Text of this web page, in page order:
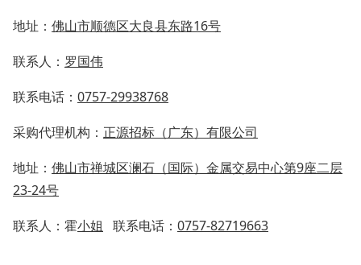
地址： 佛山市顺德区大良县东路16号
联系人： 罗国伟
联系电话： 0757-29938768
采购代理机构： 正源招标（广东）有限公司
地址： 佛山市禅城区澜石（国际）金属交易中心第9座二层
23-24号
联系人：霍小姐 联系电话： 0757-82719663